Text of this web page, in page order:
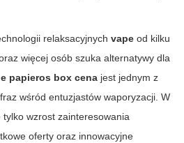
relaksacyjnych vape od kilku
więcej osób szuka alternatywy dla
e papieros box cena jest jednym z
wśród entuzjastów waporyzacji. W
wzrost zainteresowania
oferty oraz innowacyjne